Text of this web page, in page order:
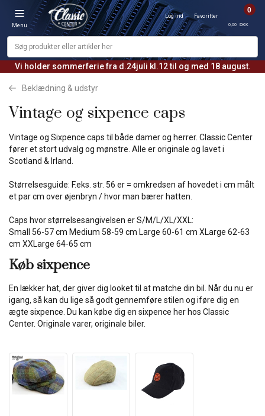
Vi holder sommerferie fra d.24juli kl.12 til og med 18 august.
Menu
Log ind Favoritter
0
0,00 DKK
Beklædning & udstyr
Vintage og sixpence caps
Vintage og Sixpence caps til både damer og herrer. Classic Center
fører et stort udvalg og mønstre. Alle er originale og lavet i
Scotland & Irland.
Størrelsesguide: F.eks. str. 56 er = omkredsen af hovedet i cm målt
et par cm over øjenbryn / hvor man bærer hatten.
Caps hvor størrelsesangivelsen er S/M/L/XL/XXL:
Small 56-57 cm Medium 58-59 cm Large 60-61 cm XLarge 62-63
cm XXLarge 64-65 cm
Køb sixpence
En lækker hat, der giver dig looket til at matche din bil. Når du nu er
igang, så kan du lige så godt gennemføre stilen og iføre dig en
ægte sixpence. Du kan købe dig en sixpence her hos Classic
Center. Originale varer, originale biler.